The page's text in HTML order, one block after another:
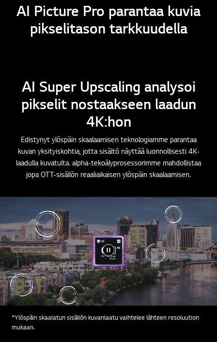
AI Picture Pro parantaa kuvia
pikselitason tarkkuudella
AI Super Upscaling analysoi
pikselit nostaakseen laadun
4K:hon
Edistynyt ylöspäin skaalaamisen teknologiamme parantaa
kuvan yksityiskohtia, jotta sisältö näyttää luonnollisesti 4K-
laadulla kuvatulta. alpha-tekoälyprosessorimme mahdollistaa
jopa OTT-sisällön reaaliaikaisen ylöspäin skaalaamisen.
*Ylöspäin skaalatun sisällön kuvanlaatu vaihtelee lähteen resoluution
mukaan.